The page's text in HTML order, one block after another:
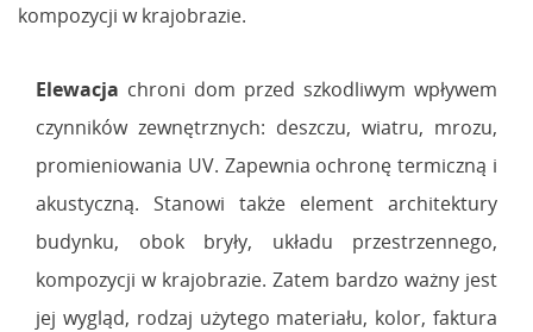
kompozycji w krajobrazie.
Elewacja chroni dom przed szkodliwym wpływem
czynników zewnętrznych: deszczu, wiatru, mrozu,
promieniowania UV. Zapewnia ochronę termiczną i
akustyczną. Stanowi także element architektury
budynku, obok bryły, układu przestrzennego,
kompozycji w krajobrazie. Zatem bardzo ważny jest
jej wygląd, rodzaj użytego materiału, kolor, faktura